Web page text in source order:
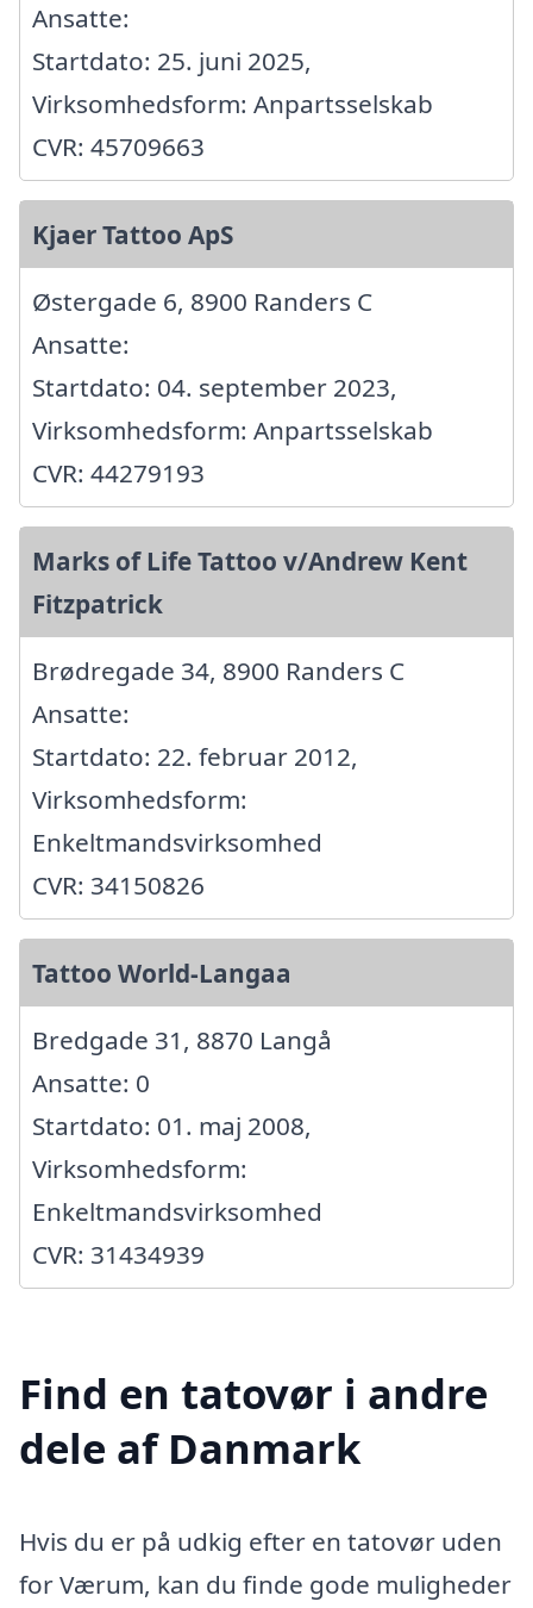
Ansatte:
Startdato: 25. juni 2025,
Virksomhedsform: Anpartsselskab
CVR: 45709663
Kjaer Tattoo ApS
Østergade 6, 8900 Randers C
Ansatte:
Startdato: 04. september 2023,
Virksomhedsform: Anpartsselskab
CVR: 44279193
Marks of Life Tattoo v/Andrew Kent
Fitzpatrick
Brødregade 34, 8900 Randers C
Ansatte:
Startdato: 22. februar 2012,
Virksomhedsform:
Enkeltmandsvirksomhed
CVR: 34150826
Tattoo World-Langaa
Bredgade 31, 8870 Langå
Ansatte: 0
Startdato: 01. maj 2008,
Virksomhedsform:
Enkeltmandsvirksomhed
CVR: 31434939
Find en tatovør i andre
dele af Danmark
Hvis du er på udkig efter en tatovør uden
for Værum, kan du finde gode muligheder